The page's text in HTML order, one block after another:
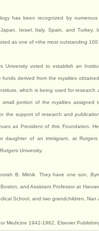
has been recognized by
Israel, Italy, Spain, and
as one of «the most outstanding
University voted to establish an
funds derived from the royalties
which is being used for
portion of the royalties assigned
the support of research and
as President of this Foundation.
daughter of an immigrant, at
University.
B. Mitnik. They have one son,
and Assistant Professor at
School, and two grandchildren, Nan
Medicine 1942-1962, Elsevier